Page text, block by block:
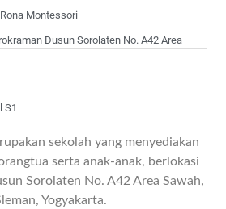
Montessori
Dusun Sorolaten No. A42 Area
S1
sekolah yang menyediakan
serta anak-anak, berlokasi
Sorolaten No. A42 Area Sawah,
Yogyakarta.